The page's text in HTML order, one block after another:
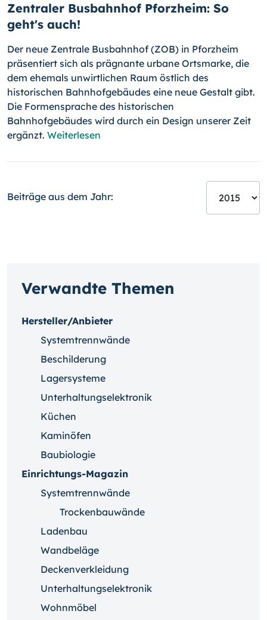
Zentraler Busbahnhof Pforzheim: So
geht's auch!
Der neue Zentrale Busbahnhof (ZOB) in Pforzheim
präsentiert sich als präg­nante urbane Ortsmarke, die
dem ehemals unwirtlichen Raum öst­lich des
historischen Bahnhofgebäudes eine neue Gestalt gibt.
Die For­men­spra­che des historischen
Bahnhofgebäudes wird durch ein Design unserer Zeit
ergänzt. Weiterlesen
Beiträge aus dem Jahr:
Verwandte Themen
Hersteller/Anbieter
Systemtrennwände
Beschilderung
Lagersysteme
Unterhaltungselektronik
Küchen
Kaminöfen
Baubiologie
Einrichtungs-Magazin
Systemtrennwände
Trockenbauwände
Ladenbau
Wandbeläge
Deckenverkleidung
Unterhaltungselektronik
Wohnmöbel